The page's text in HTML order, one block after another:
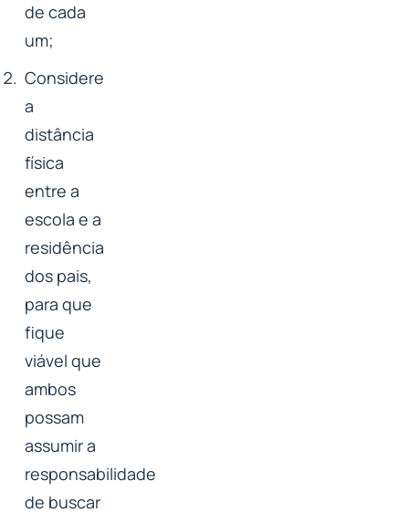
de cada
um;
Considere
a
distância
física
entre a
escola e a
residência
dos pais,
para que
fique
viável que
ambos
possam
assumir a
responsabilidade
de buscar